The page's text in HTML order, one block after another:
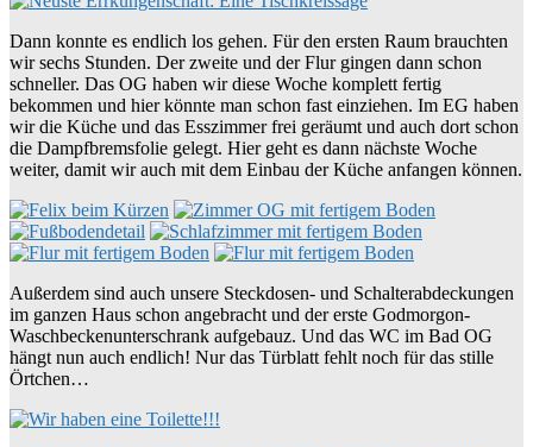
Dann konnte es endlich los gehen. Für den ersten Raum brauchten
wir sechs Stunden. Der zweite und der Flur gingen dann schon
schneller. Das OG haben wir diese Woche komplett fertig
bekommen und hier könnte man schon fast einziehen. Im EG haben
wir die Küche und das Esszimmer frei geräumt und auch dort schon
die Dampfbremsfolie gelegt. Hier geht es dann nächste Woche
weiter, damit wir auch mit dem Einbau der Küche anfangen können.
Außerdem sind auch unsere Steckdosen- und Schalterabdeckungen
im ganzen Haus schon angebracht und der erste Godmorgon-
Waschbeckenunterschrank aufgebauz. Und das WC im Bad OG
hängt nun auch endlich! Nur das Türblatt fehlt noch für das stille
Örtchen…